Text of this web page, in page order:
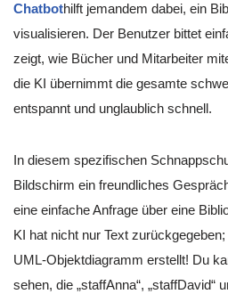
Chatbothilft jemandem dabei, ein
visualisieren. Der Benutzer bittet
zeigt, wie Bücher und Mitarbeiter
die KI übernimmt die gesamte
entspannt und unglaublich schnell.
In diesem spezifischen
Bildschirm ein freundliches
eine einfache Anfrage über eine
KI hat nicht nur Text
UML-Objektdiagramm erstellt! Du
sehen, die „staffAnna“, „staffDavid“